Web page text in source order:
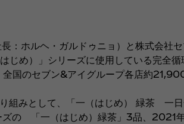
：ホルヘ・ガルドゥニョ）と株式会社
め）」シリーズに使用している完全
全国のセブン&アイグループ各店約
みとして、「一（はじめ） 緑茶 一
の 「一（はじめ）緑茶」3品、2021